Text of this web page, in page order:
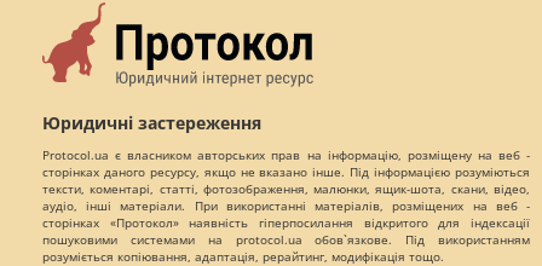
Юридичні застереження
Protocol.ua є власником авторських прав на інформацію, розміщену на веб -
сторінках даного ресурсу, якщо не вказано інше. Під інформацією розуміються
тексти, коментарі, статті, фотозображення, малюнки, ящик-шота, скани, відео,
аудіо, інші матеріали. При використанні матеріалів, розміщених на веб -
сторінках «Протокол» наявність гіперпосилання відкритого для індексації
пошуковими системами на protocol.ua обов`язкове. Під використанням
розуміється копіювання, адаптація, рерайтинг, модифікація тощо.